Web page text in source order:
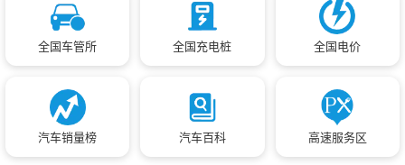
全国车管所 全国充电桩 全国电价
汽车销量榜 汽车百科 高速服务区